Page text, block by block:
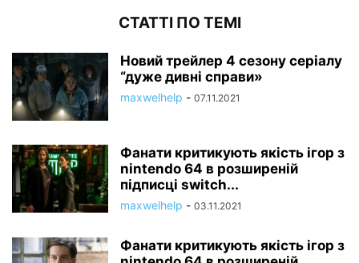
СТАТТІ ПО ТЕМІ
Новий трейлер 4 сезону серіалу
“дуже дивні справи»
maxwelhelp - 07.11.2021
Фанати критикують якість ігор з
nintendo 64 в розширеній
підписці switch...
maxwelhelp - 03.11.2021
Фанати критикують якість ігор з